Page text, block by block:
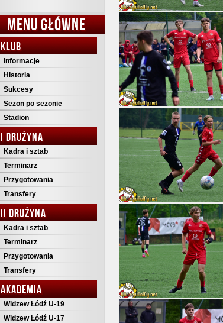
MENU GŁÓWNE
KLUB
Informacje
Historia
Sukcesy
Sezon po sezonie
Stadion
I DRUŻYNA
Kadra i sztab
Terminarz
Przygotowania
Transfery
II DRUŻYNA
Kadra i sztab
Terminarz
Przygotowania
Transfery
AKADEMIA
Widzew Łódź U-19
Widzew Łódź U-17